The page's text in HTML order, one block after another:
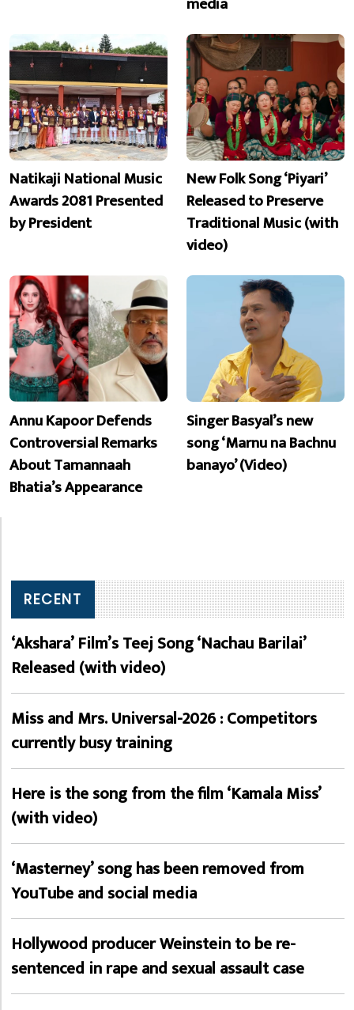
Natikaji National Music
Awards 2081 Presented
by President
New Folk Song ‘Piyari’
Released to Preserve
Traditional Music (with
video)
Annu Kapoor Defends
Controversial Remarks
About Tamannaah
Bhatia’s Appearance
Singer Basyal’s new
song ‘Marnu na Bachnu
banayo’ (Video)
RECENT
‘Akshara’ Film’s Teej Song ‘Nachau Barilai’
Released (with video)
Miss and Mrs. Universal-2026 : Competitors
currently busy training
Here is the song from the film ‘Kamala Miss’
(with video)
‘Masterney’ song has been removed from
YouTube and social media
Hollywood producer Weinstein to be re-
sentenced in rape and sexual assault case